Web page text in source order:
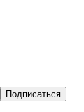
Подписаться